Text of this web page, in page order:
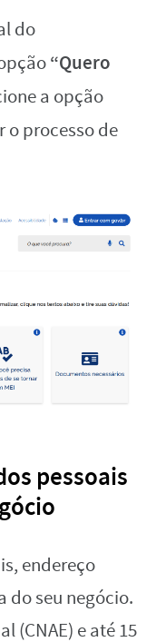
do
“Quero
a opção
o processo de
pessoais
endereço
do seu negócio.
(CNAE) e até 15